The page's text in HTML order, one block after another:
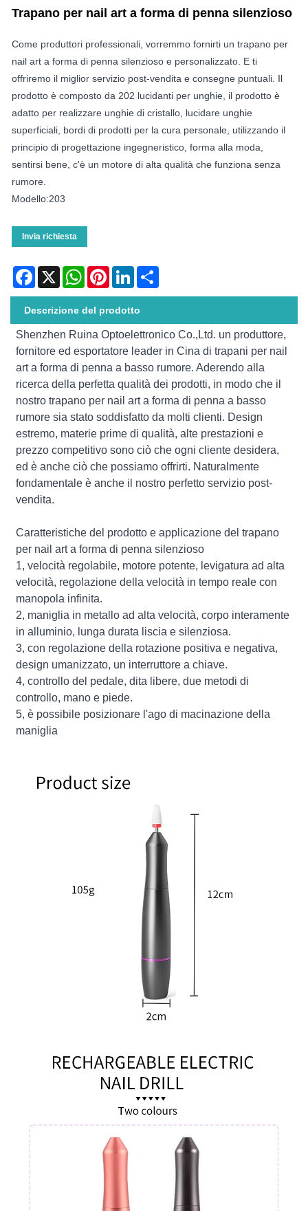
Trapano per nail art a forma di penna silenzioso
Come produttori professionali, vorremmo fornirti un trapano per
nail art a forma di penna silenzioso e personalizzato. E ti
offriremo il miglior servizio post-vendita e consegne puntuali. Il
prodotto è composto da 202 lucidanti per unghie, il prodotto è
adatto per realizzare unghie di cristallo, lucidare unghie
superficiali, bordi di prodotti per la cura personale, utilizzando il
principio di progettazione ingegneristico, forma alla moda,
sentirsi bene, c'è un motore di alta qualità che funziona senza
rumore.
Modello:203
Invia richiesta
Facebook
X WhatsAppPinterestLinkedIn
Descrizione del prodotto
Shenzhen Ruina Optoelettronico Co.,Ltd. un produttore,
fornitore ed esportatore leader in Cina di trapani per nail
art a forma di penna a basso rumore. Aderendo alla
ricerca della perfetta qualità dei prodotti, in modo che il
nostro trapano per nail art a forma di penna a basso
rumore sia stato soddisfatto da molti clienti. Design
estremo, materie prime di qualità, alte prestazioni e
prezzo competitivo sono ciò che ogni cliente desidera,
ed è anche ciò che possiamo offrirti. Naturalmente
fondamentale è anche il nostro perfetto servizio post-
vendita.
Caratteristiche del prodotto e applicazione del trapano
per nail art a forma di penna silenzioso
1, velocità regolabile, motore potente, levigatura ad alta
velocità, regolazione della velocità in tempo reale con
manopola infinita.
2, maniglia in metallo ad alta velocità, corpo interamente
in alluminio, lunga durata liscia e silenziosa.
3, con regolazione della rotazione positiva e negativa,
design umanizzato, un interruttore a chiave.
4, controllo del pedale, dita libere, due metodi di
controllo, mano e piede.
5, è possibile posizionare l'ago di macinazione della
maniglia